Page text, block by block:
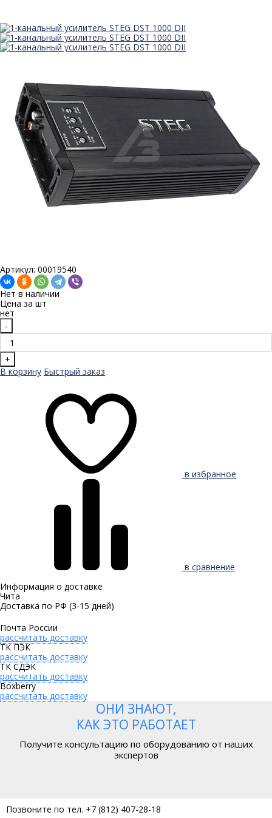
Артикул: 00019540
Нет в наличии
Цена за шт
нет
-
+
В корзину Быстрый заказ
в избранное
в сравнение
Информация о доставке
Чита
Доставка по РФ (3-15 дней)
Почта России
рассчитать доставку
ТК ПЭК
рассчитать доставку
ТК СДЭК
рассчитать доставку
Boxberry
рассчитать доставку
ОНИ ЗНАЮТ,
КАК ЭТО РАБОТАЕТ
Получите консультацию по оборудованию от наших
экспертов
Позвоните по тел. +7 (812) 407-28-18